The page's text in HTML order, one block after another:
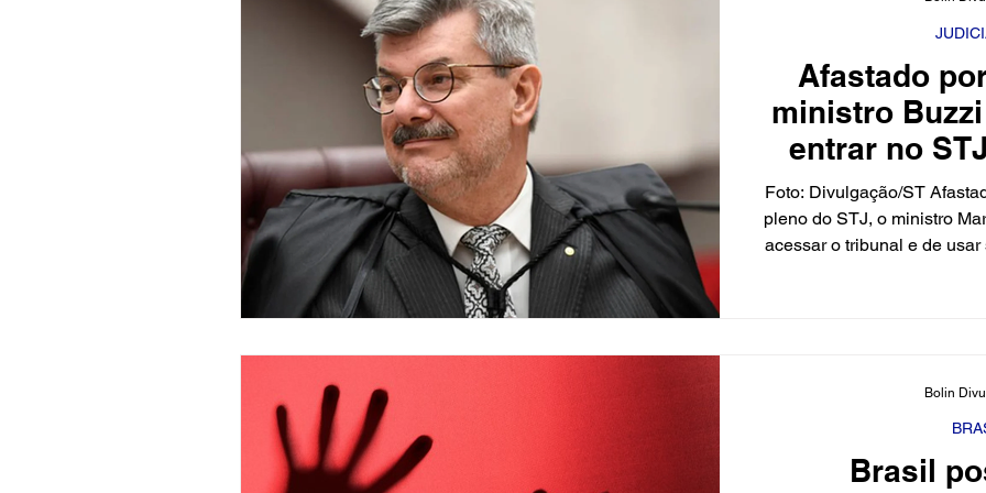
ministros que participam
Afastado
ministro
entrar no
com salário
Foto: Divulgação/ST
pleno do STJ, o ministro
acessar o tribunal e de
jovem de 18 anos que
ministro,
Brasil
Bolin